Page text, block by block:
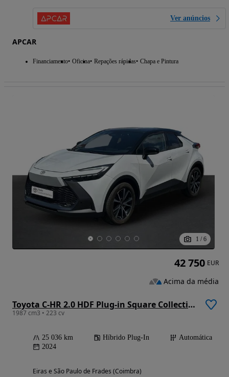
Ver anúncios
APCAR
Financiamento Oficina Repações rápidas Chapa e Pintura
1 / 6
Toyota C-HR 2.0 HDF Plug-in Square Collection
1987 cm3 • 223 cv
25 036 km Híbrido Plug-In
Automática
2024
Eiras e São Paulo de Frades (Coimbra)
42 750 EUR
Acima da média